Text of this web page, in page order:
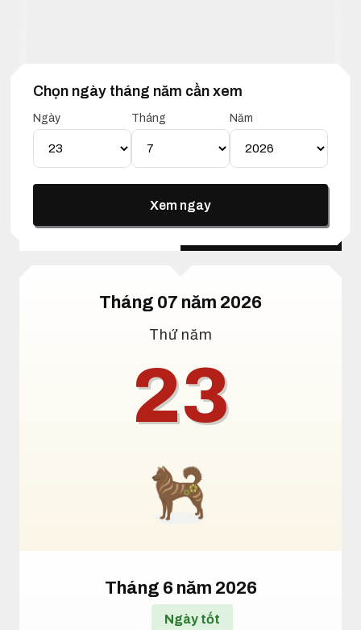
Chọn ngày tháng năm cần xem
Ngày Tháng Năm
Xem ngay
1. Xem ngày tốt xấu 23 tháng 7 năm 2026
Lịch Vạn Niên 23 Tháng 07
Năm 2026
Lịch dương Lịch âm
Tháng 07 năm 2026
Thứ năm
23
Tháng 6 năm 2026
Ngày tốt